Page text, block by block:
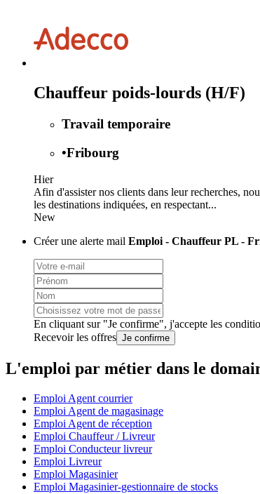
Chauffeur poids-lourds (H/F)
Travail temporaire
•Fribourg
Hier
Afin d'assister nos clients dans leur recherches,
les destinations indiquées, en respectant...
New
Créer une alerte mail Emploi - Chauffeur PL -
En cliquant sur "Je confirme", j'accepte les
Recevoir les offres Je confirme
L'emploi par métier dans le
Emploi Agent courrier
Emploi Agent de magasinage
Emploi Agent de réception
Emploi Chauffeur / Livreur
Emploi Conducteur livreur
Emploi Livreur
Emploi Magasinier
Emploi Magasinier-gestionnaire de stocks